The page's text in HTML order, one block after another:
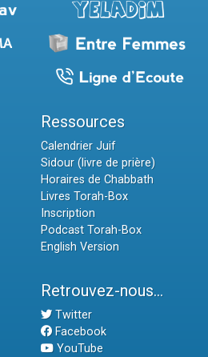
Ressources
Calendrier Juif
Sidour (livre de prière)
Horaires de Chabbath
Livres Torah-Box
Inscription
Podcast Torah-Box
English Version
Retrouvez-nous...
Twitter
Facebook
YouTube